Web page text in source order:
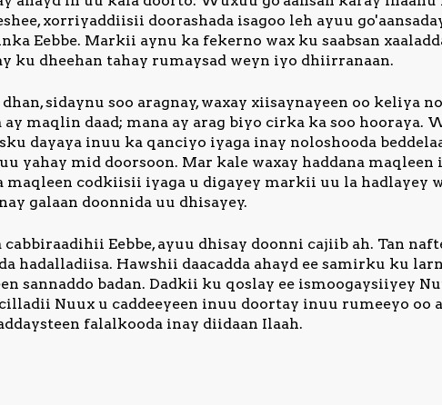
xorriyaddiisii doorashada isagoo leh ayuu
Eebbe. Markii aynu ka fekerno wax ku saabsan
ku dheehan tahay rumaysad weyn iyo dhiirranaan.
sidaynu soo aragnay, waxay xiisaynayeen oo keliya
maqlin daad; mana ay arag biyo cirka ka soo hooraya.
dayaya inuu ka qanciyo iyaga inay noloshooda
yahay mid doorsoon. Mar kale waxay haddana maqleen
maqleen codkiisii iyaga u digayey markii uu la hadlayey
galaan doonnida uu dhisayey.
cabbiraadihii Eebbe, ayuu dhisay doonni cajiib ah. Tan
hadalladiisa. Hawshii daacadda ahayd ee samirku ku
sannaddo badan. Dadkii ku qoslay ee ismoogaysiiyey
Nuux u caddeeyeen inuu doortay inuu rumeeyo oo
falalkooda inay diidaan Ilaah.